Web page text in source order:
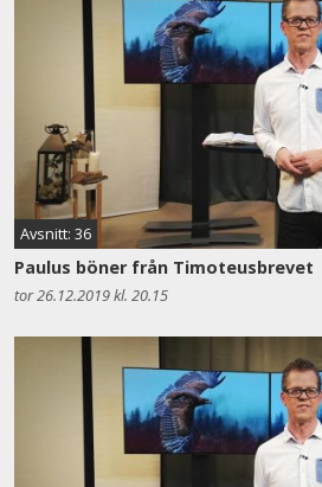
Avsnitt: 36
Paulus böner från Timoteusbrevet
tor 26.12.2019 kl. 20.15